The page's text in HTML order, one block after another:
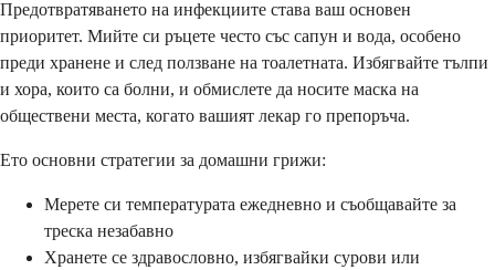
Предотвратяването на инфекциите става ваш основен
приоритет. Мийте си ръцете често със сапун и вода, особено
преди хранене и след ползване на тоалетната. Избягвайте тълпи
и хора, които са болни, и обмислете да носите маска на
обществени места, когато вашият лекар го препоръча.
Ето основни стратегии за домашни грижи:
Мерете си температурата ежедневно и съобщавайте за
треска незабавно
Хранете се здравословно, избягвайки сурови или